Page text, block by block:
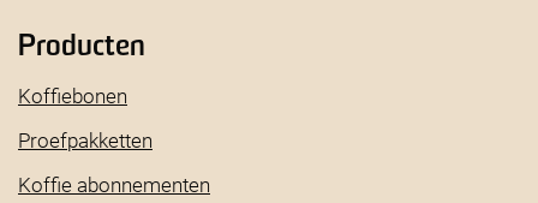
Producten
Koffiebonen
Proefpakketten
Koffie abonnementen